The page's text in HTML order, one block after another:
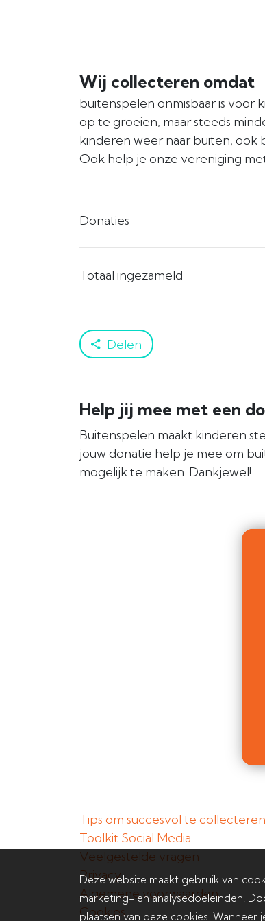
Wij collecteren omdat
buitenspelen onmisbaar is voor
op te groeien, maar steeds
kinderen weer naar buiten, ook
Ook help je onze vereniging
Donaties
Totaal ingezameld
Delen
Help jij mee met een
Buitenspelen maakt kinderen
jouw donatie help je mee om
mogelijk te maken. Dankjewel!
Tips om succesvol te collecteren
Toolkit Social Media
Veelgestelde vragen
Privacy
Algemene voorwaarden
Cookies
Deze website maakt gebruik van
marketing- en analysedoeleinden.
plaatsen van deze cookies. Wanneer